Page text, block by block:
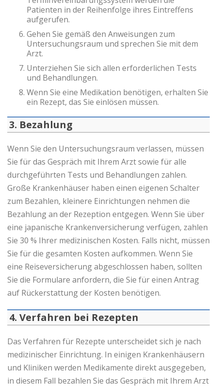
Patienten in der Reihenfolge ihres Eintreffens
aufgerufen.
Gehen Sie gemäß den Anweisungen zum
Untersuchungsraum und sprechen Sie mit dem
Arzt.
Unterziehen Sie sich allen erforderlichen Tests
und Behandlungen.
Wenn Sie eine Medikation benötigen, erhalten Sie
ein Rezept, das Sie einlösen müssen.
3. Bezahlung
Wenn Sie den Untersuchungsraum verlassen, müssen
Sie für das Gespräch mit Ihrem Arzt sowie für alle
durchgeführten Tests und Behandlungen zahlen.
Große Krankenhäuser haben einen eigenen Schalter
zum Bezahlen, kleinere Einrichtungen nehmen die
Bezahlung an der Rezeption entgegen. Wenn Sie über
eine japanische Krankenversicherung verfügen, zahlen
Sie 30 % Ihrer medizinischen Kosten. Falls nicht, müssen
Sie für die gesamten Kosten aufkommen. Wenn Sie
eine Reiseversicherung abgeschlossen haben, sollten
Sie die Formulare anfordern, die Sie für einen Antrag
auf Rückerstattung der Kosten benötigen.
4. Verfahren bei Rezepten
Das Verfahren für Rezepte unterscheidet sich je nach
medizinischer Einrichtung. In einigen Krankenhäusern
und Kliniken werden Medikamente direkt ausgegeben,
in diesem Fall bezahlen Sie das Gespräch mit Ihrem Arzt